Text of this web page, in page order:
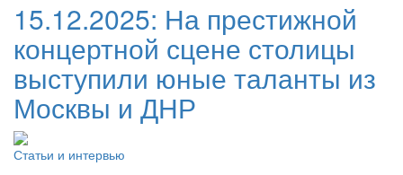
15.12.2025: На престижной
концертной сцене столицы
выступили юные таланты из
Москвы и ДНР
Статьи и интервью